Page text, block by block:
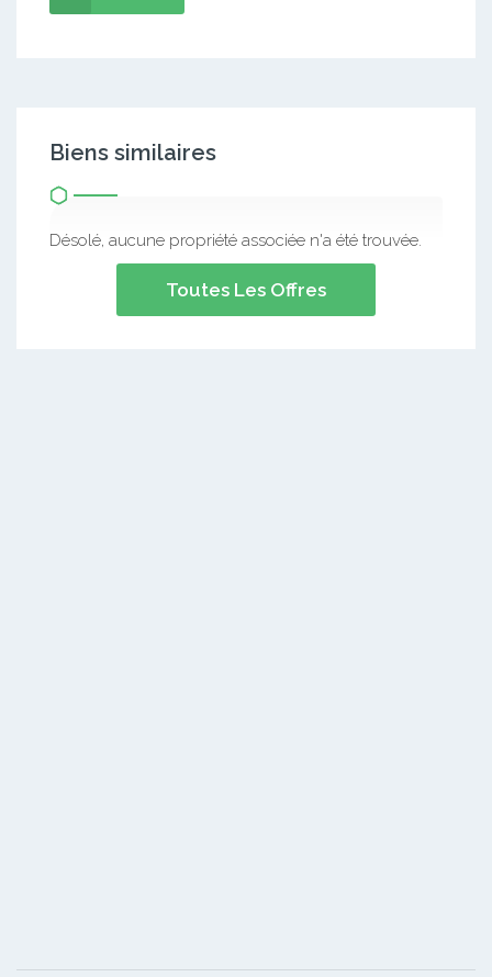
Biens similaires
Désolé, aucune propriété associée n'a été trouvée.
Toutes Les Offres